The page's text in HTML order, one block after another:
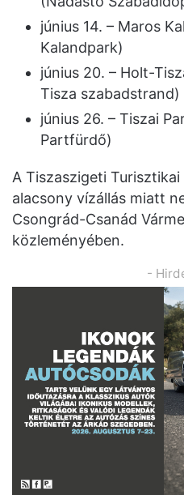
június 14. – Maros
Kalandpark)
június 20. – Holt-
Tisza szabadstrand)
június 26. – Tiszai
Partfürdő)
A Tiszaszigeti
alacsony vízállás miatt
Csongrád-Csanád
közleményében.
-